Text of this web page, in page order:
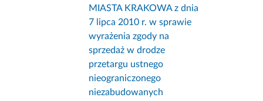
MIASTA KRAKOWA z dnia
7 lipca 2010 r. w sprawie
wyrażenia zgody na
sprzedaż w drodze
przetargu ustnego
nieograniczonego
niezabudowanych